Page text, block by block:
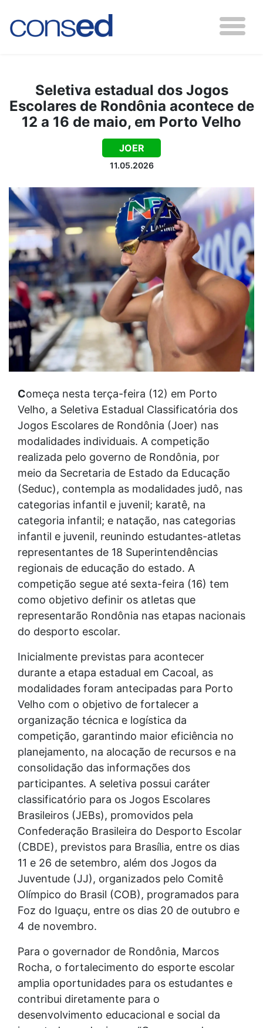
Seletiva estadual dos Jogos
Escolares de Rondônia acontece de
12 a 16 de maio, em Porto Velho
JOER
11.05.2026
Começa nesta terça-feira (12) em Porto
Velho, a Seletiva Estadual Classificatória dos
Jogos Escolares de Rondônia (Joer) nas
modalidades individuais. A competição
realizada pelo governo de Rondônia, por
meio da Secretaria de Estado da Educação
(Seduc), contempla as modalidades judô, nas
categorias infantil e juvenil; karatê, na
categoria infantil; e natação, nas categorias
infantil e juvenil, reunindo estudantes-atletas
representantes de 18 Superintendências
regionais de educação do estado. A
competição segue até sexta-feira (16) tem
como objetivo definir os atletas que
representarão Rondônia nas etapas nacionais
do desporto escolar.
Inicialmente previstas para acontecer
durante a etapa estadual em Cacoal, as
modalidades foram antecipadas para Porto
Velho com o objetivo de fortalecer a
organização técnica e logística da
competição, garantindo maior eficiência no
planejamento, na alocação de recursos e na
consolidação das informações dos
participantes. A seletiva possui caráter
classificatório para os Jogos Escolares
Brasileiros (JEBs), promovidos pela
Confederação Brasileira do Desporto Escolar
(CBDE), previstos para Brasília, entre os dias
11 e 26 de setembro, além dos Jogos da
Juventude (JJ), organizados pelo Comitê
Olímpico do Brasil (COB), programados para
Foz do Iguaçu, entre os dias 20 de outubro e
4 de novembro.
Para o governador de Rondônia, Marcos
Rocha, o fortalecimento do esporte escolar
amplia oportunidades para os estudantes e
contribui diretamente para o
desenvolvimento educacional e social da